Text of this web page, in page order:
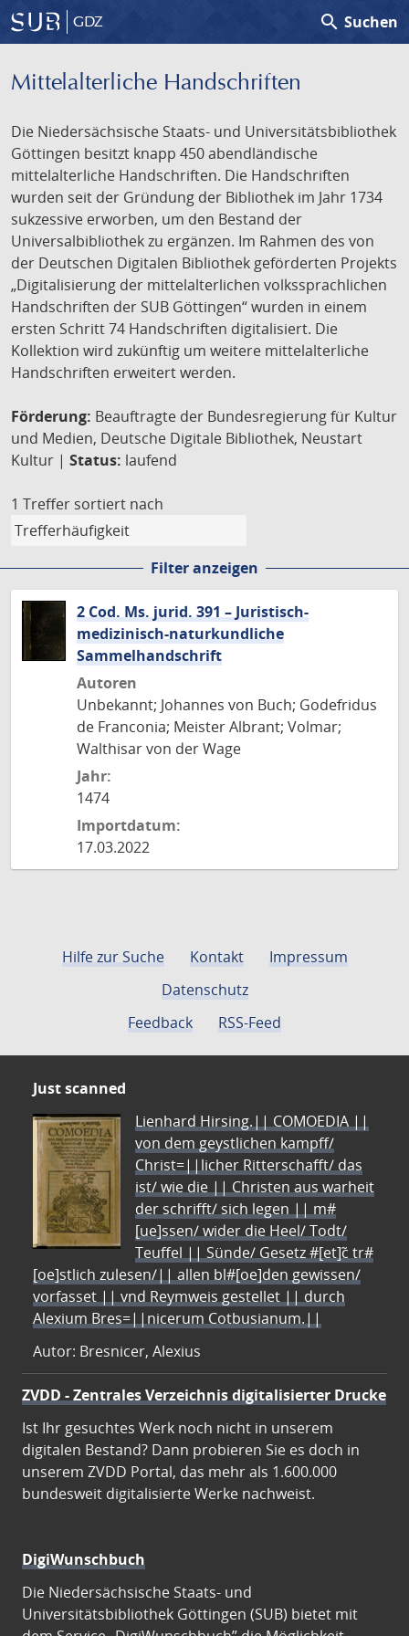
GDZ search Suchen
Mittelalterliche Handschriften
Die Niedersächsische Staats- und Universitätsbibliothek
Göttingen besitzt knapp 450 abendländische
mittelalterliche Handschriften. Die Handschriften
wurden seit der Gründung der Bibliothek im Jahr 1734
sukzessive erworben, um den Bestand der
Universalbibliothek zu ergänzen. Im Rahmen des von
der Deutschen Digitalen Bibliothek geförderten Projekts
„Digitalisierung der mittelalterlichen volkssprachlichen
Handschriften der SUB Göttingen“ wurden in einem
ersten Schritt 74 Handschriften digitalisiert. Die
Kollektion wird zukünftig um weitere mittelalterliche
Handschriften erweitert werden.
Förderung: Beauftragte der Bundesregierung für Kultur
und Medien, Deutsche Digitale Bibliothek, Neustart
Kultur | Status: laufend
1 Treffer sortiert nach
Filter anzeigen
2 Cod. Ms. jurid. 391 – Juristisch-
medizinisch-naturkundliche
Sammelhandschrift
Autoren
Unbekannt; Johannes von Buch; Godefridus
de Franconia; Meister Albrant; Volmar;
Walthisar von der Wage
Jahr:
1474
Importdatum:
17.03.2022
Hilfe zur Suche Kontakt
Impressum
Datenschutz
Feedback
RSS-Feed
Just scanned
Lienhard Hirsing.|| COMOEDIA ||
von dem geystlichen kampff/
Christ=||licher Ritterschafft/ das
ist/ wie die || Christen aus warheit
der schrifft/ sich legen || m#
[ue]ssen/ wider die Heel/ Todt/
Teuffel || Sünde/ Gesetz #[et]c̃ tr#
[oe]stlich zulesen/|| allen bl#[oe]den gewissen/
vorfasset || vnd Reymweis gestellet || durch
Alexium Bres=||nicerum Cotbusianum.||
Autor: Bresnicer, Alexius
ZVDD - Zentrales Verzeichnis digitalisierter Drucke
Ist Ihr gesuchtes Werk noch nicht in unserem
digitalen Bestand? Dann probieren Sie es doch in
unserem ZVDD Portal, das mehr als 1.600.000
bundesweit digitalisierte Werke nachweist.
DigiWunschbuch
Die Niedersächsische Staats- und
Universitätsbibliothek Göttingen (SUB) bietet mit